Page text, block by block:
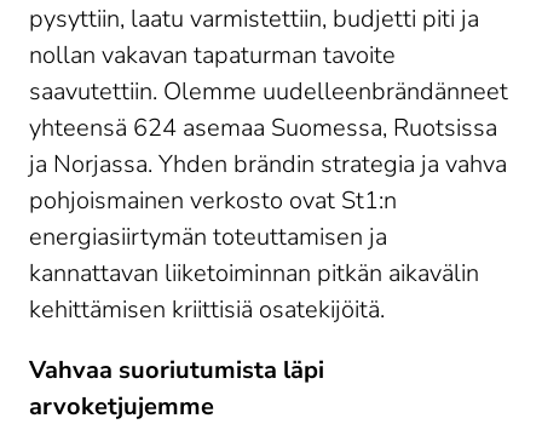
pysyttiin, laatu varmistettiin, budjetti piti ja
nollan vakavan tapaturman tavoite
saavutettiin. Olemme uudelleenbrändänneet
yhteensä 624 asemaa Suomessa, Ruotsissa
ja Norjassa. Yhden brändin strategia ja vahva
pohjoismainen verkosto ovat St1:n
energiasiirtymän toteuttamisen ja
kannattavan liiketoiminnan pitkän aikavälin
kehittämisen kriittisiä osatekijöitä.
Vahvaa suoriutumista läpi
arvoketjujemme